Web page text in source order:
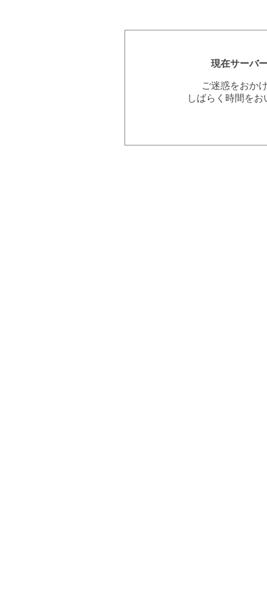
現在サーバ
ご迷惑をおか
しばらく時間を